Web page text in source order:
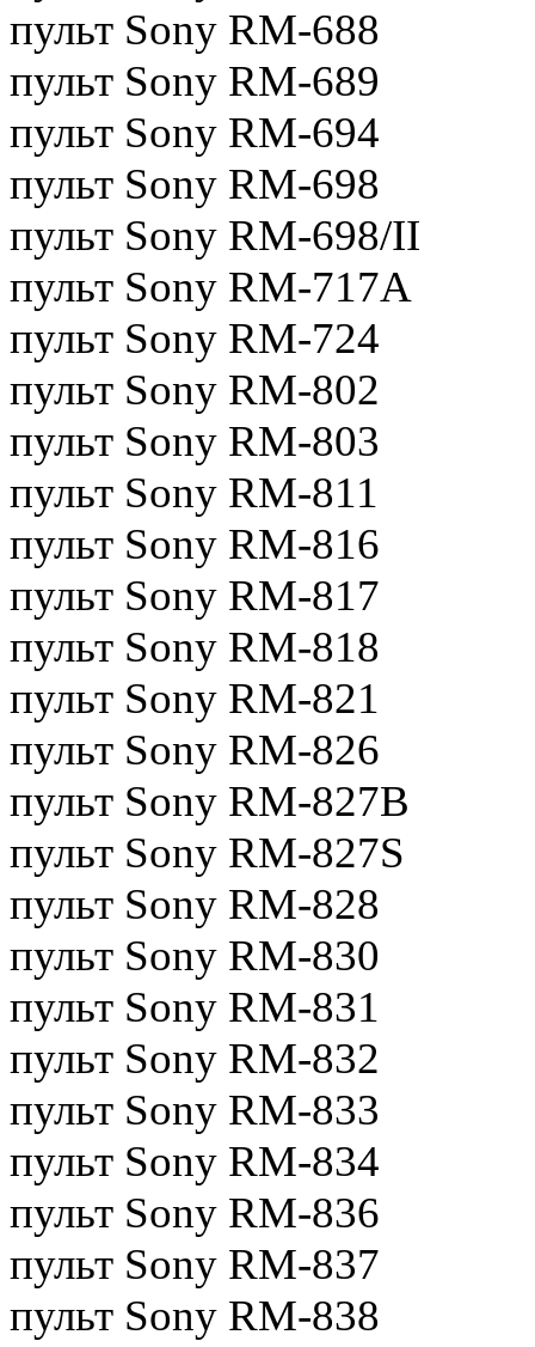
пульт Sony RM-688
пульт Sony RM-689
пульт Sony RM-694
пульт Sony RM-698
пульт Sony RM-698/II
пульт Sony RM-717A
пульт Sony RM-724
пульт Sony RM-802
пульт Sony RM-803
пульт Sony RM-811
пульт Sony RM-816
пульт Sony RM-817
пульт Sony RM-818
пульт Sony RM-821
пульт Sony RM-826
пульт Sony RM-827B
пульт Sony RM-827S
пульт Sony RM-828
пульт Sony RM-830
пульт Sony RM-831
пульт Sony RM-832
пульт Sony RM-833
пульт Sony RM-834
пульт Sony RM-836
пульт Sony RM-837
пульт Sony RM-838